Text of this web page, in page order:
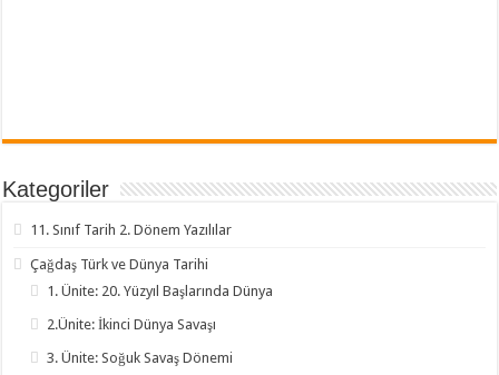
Kategoriler
11. Sınıf Tarih 2. Dönem Yazılılar
Çağdaş Türk ve Dünya Tarihi
1. Ünite: 20. Yüzyıl Başlarında Dünya
2.Ünite: İkinci Dünya Savaşı
3. Ünite: Soğuk Savaş Dönemi